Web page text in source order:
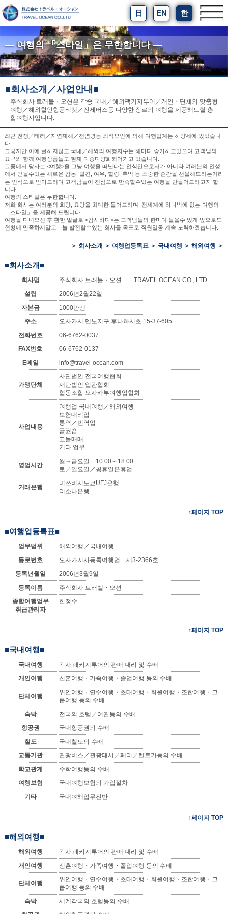
日 EN 한
― 여행의 「스타일」은 무한합니다 ―
■회사소개／사업안내■
주식회사 트래블・오션은 각종 국내／해외팩키지투어／개인・단체의 맞춤형
여행／해외할인항공티켓／전세버스등 다양한 장르의 여행을 제공해드릴 총
합여행사입니다.
최근 전쟁／테러／자연재해／전염병등 외적요인에 의해 여행업계는 하양세에 있었습니
다.
그렇지만 이에 굴하지않고 국내／해외의 여행자수는 해마다 증가하고있으며 고객님의
요구와 함께 여행상품들도 현재 다종다양화되어가고 있습니다.
그중에서 당사는 <여행>을 그냥 여행을 떠난다는 인식만으로서가 아니라 여러분의 인생
에서 얻을수있는 새로운 감동, 발견, 여유, 힐링, 추억 등 소중한 순간을 선물해드리는거라
는 인식으로 받아드리며 고객님들이 진심으로 만족할수있는 여행을 만들어드리고자 합
니다.
여행의 스타일은 무한합니다.
저희 회사는 여러분의 희망, 요망을 최대한 들어드리며, 전세계에 하나밖에 없는 여행의
「스타일」을 제공해 드립니다.
여행을 다녀오신 후 환한 얼굴로 <감사하다>는 고객님들의 한마디 들을수 있게 앞으로도
현황에 만족하지말고 늘 발전할수있는 회사를 목표로 직원일동 계속 노력하겠습니다.
＞ 회사소개 ＞ 여행업등록표 ＞국내여행 ＞해외여행 ＞
■회사소개■
회사명
주식회사 트래블・오션 TRAVEL OCEAN CO., LTD
설립
2006년2월22일
자본금
1000만엔
주소
오사카시 덴노지구 후나하시초 15-37-605
전화번호
06-6762-0037
FAX번호
06-6762-0137
E메일
info@travel-ocean.com
가맹단체
사단법인 전국여행협회
재단법인 입관협회
협동조합 오사카부여행업협회
사업내용
여행업 국내여행／해외여행
보험대리업
통역／번역업
금권숍
고물매매
기타 업무
영업시간
월～금요일 10:00～18:00
토／일요일／공휴일은휴업
거래은행
미쓰비시도쿄UFJ은행
리소나은행
↑페이지 TOP
■여행업등록표■
업무범위
해외여행／국내여행
등로번호
오사카지사등록여행업 제3-2366호
등록년월일
2006년3월9일
등록이름
주식회사 트러벨・오션
종합여행업무
취급관리자
한정수
↑페이지 TOP
■국내여행■
국내여행
각사 패키지투어의 판매 대리 및 수배
개인여행
신혼여행・가족여행・졸업여행 등의 수배
단체여행
위안여행・연수여행・초대여행・회원여행・조합여행・그
룹여행 등의 수배
숙박
전국의 호텥／여관등의 수배
항공권
국내항공권의 수배
철도
국내철도의 수배
교통기관
관광버스／관광태시／페리／렌트카등의 수배
학교관계
수학여행등의 수배
여행보험
국내여행보험의 가입절차
기타
국내여해업무전반
↑페이지 TOP
■해외여행■
해외여행
각사 패키지투어의 판매 대리 및 수배
개인여행
신혼여행・가족여행・졸업여행 등의 수배
단체여행
위안여행・연수여행・초대여행・회원여행・조합여행・그
룹여행 등의 수배
숙박
세계각국의 호텥등의 수배